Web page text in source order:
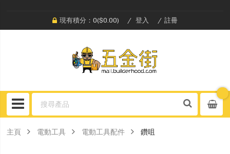
現有積分：0($0.00) 登入 註冊
主頁 電動工具 電動工具配件 鑽咀